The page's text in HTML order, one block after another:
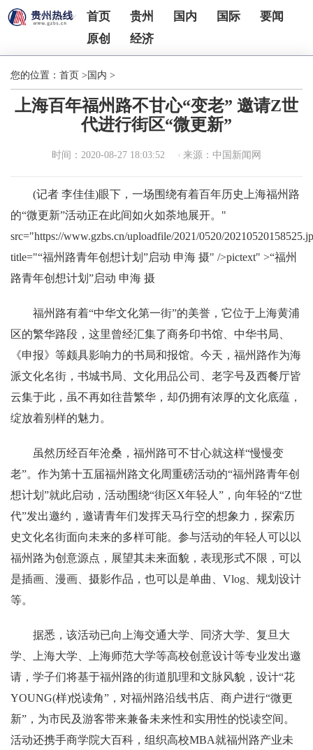
首页 贵州 国内 国际
要闻
原创
经济
您的位置： 首页 > 国内 >
上海百年福州路不甘心“变老” 邀请Z世
代进行街区“微更新”
时间：2020-08-27 18:03:52 来源：中国新闻网
(记者 李佳佳)眼下，一场围绕有着百年历史上海福州路
的“微更新”活动正在此间如火如荼地展开。"
src="https://www.gzbs.cn/uploadfile/2021/0520/
title="“福州路青年创想计划”启动 申海 摄" />pictext" >“福州
路青年创想计划”启动 申海 摄
福州路有着“中华文化第一街”的美誉，它位于上海黄浦
区的繁华路段，这里曾经汇集了商务印书馆、中华书局、
《申报》等颇具影响力的书局和报馆。今天，福州路作为海
派文化名街，书城书局、文化用品公司、老字号及西餐厅皆
云集于此，虽不再如往昔繁华，却仍拥有浓厚的文化底蕴，
绽放着别样的魅力。
虽然历经百年沧桑，福州路可不甘心就这样“慢慢变
老”。作为第十五届福州路文化周重磅活动的“福州路青年创
想计划”就此启动，活动围绕“街区X年轻人”，向年轻的“Z世
代”发出邀约，邀请青年们发挥天马行空的想象力，探索历
史文化名街面向未来的多样可能。参与活动的年轻人可以以
福州路为创意源点，展望其未来面貌，表现形式不限，可以
是插画、漫画、摄影作品，也可以是单曲、Vlog、规划设计
等。
据悉，该活动已向上海交通大学、同济大学、复旦大
学、上海大学、上海师范大学等高校创意设计等专业发出邀
请，学子们将基于福州路的街道肌理和文脉风貌，设计“花
YOUNG(样)悦读角”，对福州路沿线书店、商户进行“微更
新”，为市民及游客带来兼备未来性和实用性的悦读空间。
活动还携手商学院大百科，组织高校MBA就福州路产业未